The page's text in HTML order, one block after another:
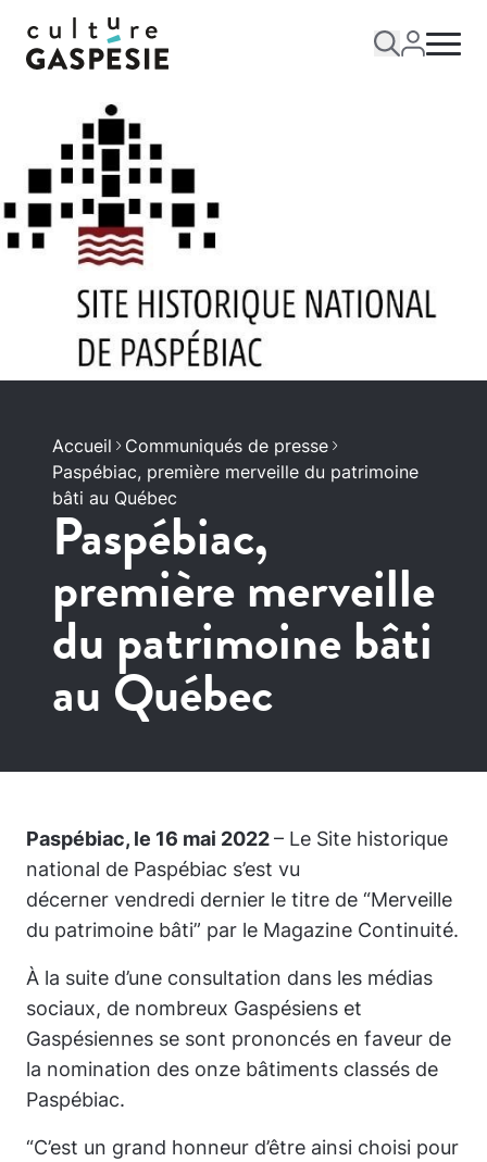
Accueil
Communiqués de presse
Paspébiac, première merveille du patrimoine
bâti au Québec
Paspébiac,
première merveille
du patrimoine bâti
au Québec
Paspébiac, le 16 mai 2022– Le Site historique
national de Paspébiac s’est vu
décerner vendredi dernier le titre de “Merveille
du patrimoine bâti” par le Magazine Continuité.
À la suite d’une consultation dans les médias
sociaux, de nombreux Gaspésiens et
Gaspésiennes se sont prononcés en faveur de
la nomination des onze bâtiments classés de
Paspébiac.
“C’est un grand honneur d’être ainsi choisi pour